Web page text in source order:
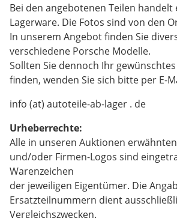
Bei den angebotenen Teilen handelt
Lagerware. Die Fotos sind von den
In unserem Angebot finden Sie
verschiedene Porsche Modelle.
Sollten Sie dennoch Ihr
finden, wenden Sie sich bitte per E-
info (at) autoteile-ab-lager . de
Urheberrechte:
Alle in unseren Auktionen
und/oder Firmen-Logos sind
Warenzeichen
der jeweiligen Eigentümer. Die
Ersatzteilnummern dient
Vergleichszwecken.